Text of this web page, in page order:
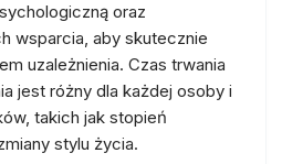
oraz
wsparcia, aby skutecznie
uzależnienia. Czas trwania
jest różny dla każdej osoby i
takich jak stopień
stylu życia.